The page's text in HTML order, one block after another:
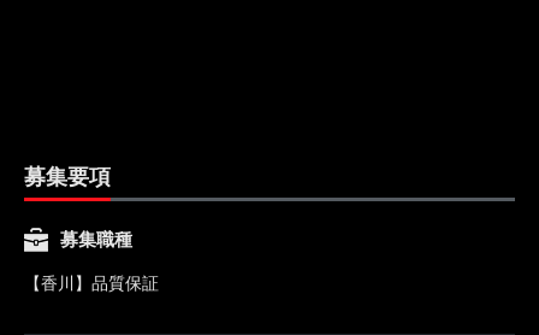
募集要項
募集職種
【香川】品質保証